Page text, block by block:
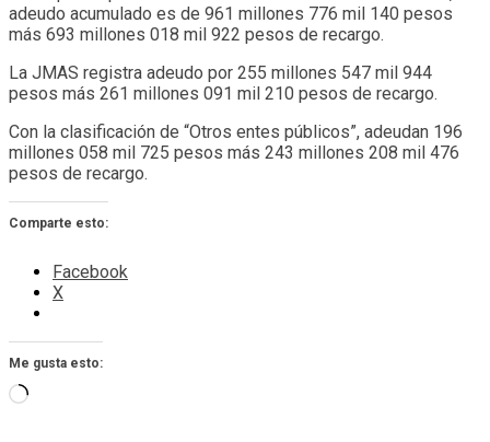
adeudo acumulado es de 961 millones 776 mil 140 pesos
más 693 millones 018 mil 922 pesos de recargo.
La JMAS registra adeudo por 255 millones 547 mil 944
pesos más 261 millones 091 mil 210 pesos de recargo.
Con la clasificación de “Otros entes públicos”, adeudan 196
millones 058 mil 725 pesos más 243 millones 208 mil 476
pesos de recargo.
Comparte esto:
Facebook
X
Me gusta esto:
Cargando...